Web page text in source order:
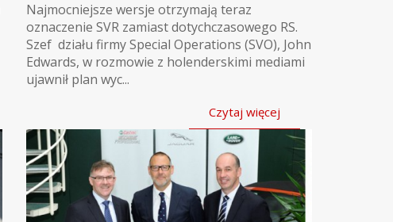
Najmocniejsze wersje otrzymają teraz
oznaczenie SVR zamiast dotychczasowego RS.
Szef działu firmy Special Operations (SVO), John
Edwards, w rozmowie z holenderskimi mediami
ujawnił plan wyc...
Czytaj więcej